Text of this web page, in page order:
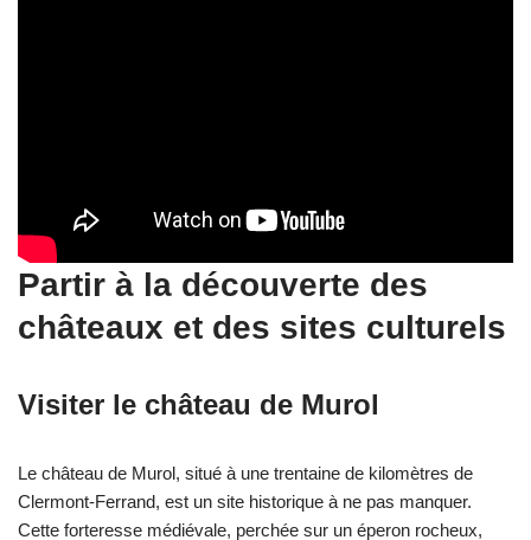
Partir à la découverte des
châteaux et des sites culturels
Visiter le château de Murol
Le château de Murol, situé à une trentaine de kilomètres de
Clermont-Ferrand, est un site historique à ne pas manquer.
Cette forteresse médiévale, perchée sur un éperon rocheux,